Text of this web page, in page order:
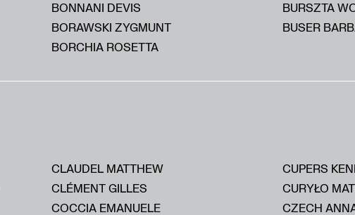
BONNANI DEVIS
BORAWSKI ZYGMUNT
BORCHIA ROSETTA
BURSZTA
BUSER
CLAUDEL MATTHEW
CLÉMENT GILLES
COCCIA EMANUELE
CUPERS
CURYŁO
CZECH